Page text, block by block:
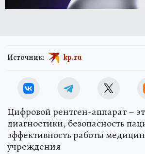
Источник: kp.ru
Цифровой рентген-аппарат –
диагностики, безопасность
эффективность работы
учреждения